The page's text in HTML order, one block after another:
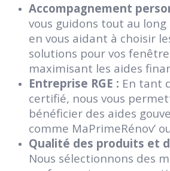
Accompagnement
vous guidons tout au
en vous aidant à choisir
solutions pour vos
maximisant les aides
Entreprise RGE : En tant
certifié, nous vous
bénéficier des aides
comme MaPrimeRénov’
Qualité des produits et
Nous sélectionnons des